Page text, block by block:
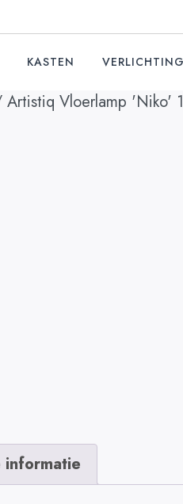
KASTEN VERLICHTING
Vloerlamp 'Niko'
informatie